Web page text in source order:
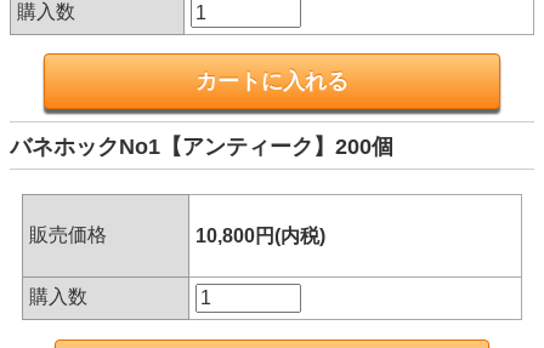
購入数
バネホックNo1【アンティーク】200個
販売価格 10,800円(内税)
購入数